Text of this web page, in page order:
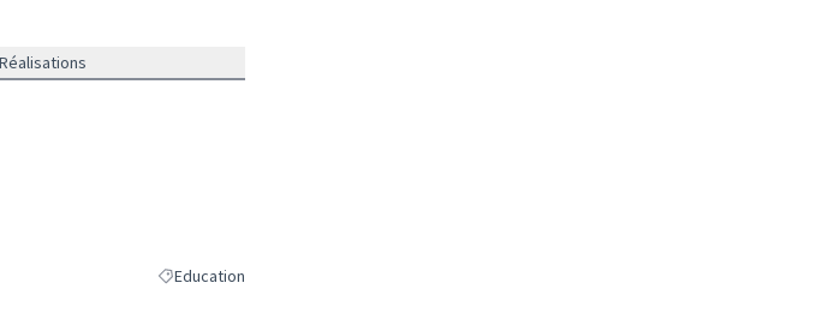
Réalisations
Filtrer les résultats de la catégorie : Education
Education